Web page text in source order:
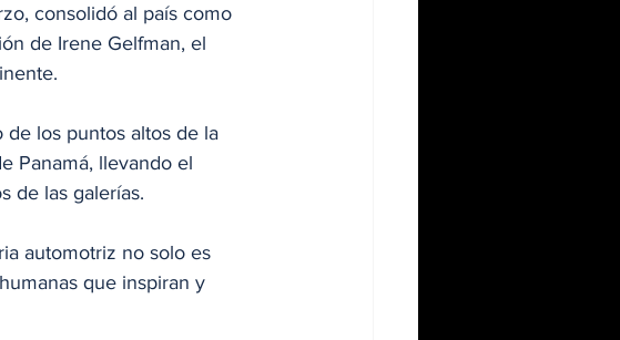
consolidó al país como
de Irene Gelfman, el
de los puntos altos de la
Panamá, llevando el
de las galerías.
automotriz no solo es
que inspiran y